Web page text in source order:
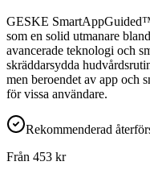
GESKE
som en solid utmanare
avancerade teknologi och
skräddarsydda
men beroendet av app och
för vissa användare.
Rekommenderad
Från 453 kr